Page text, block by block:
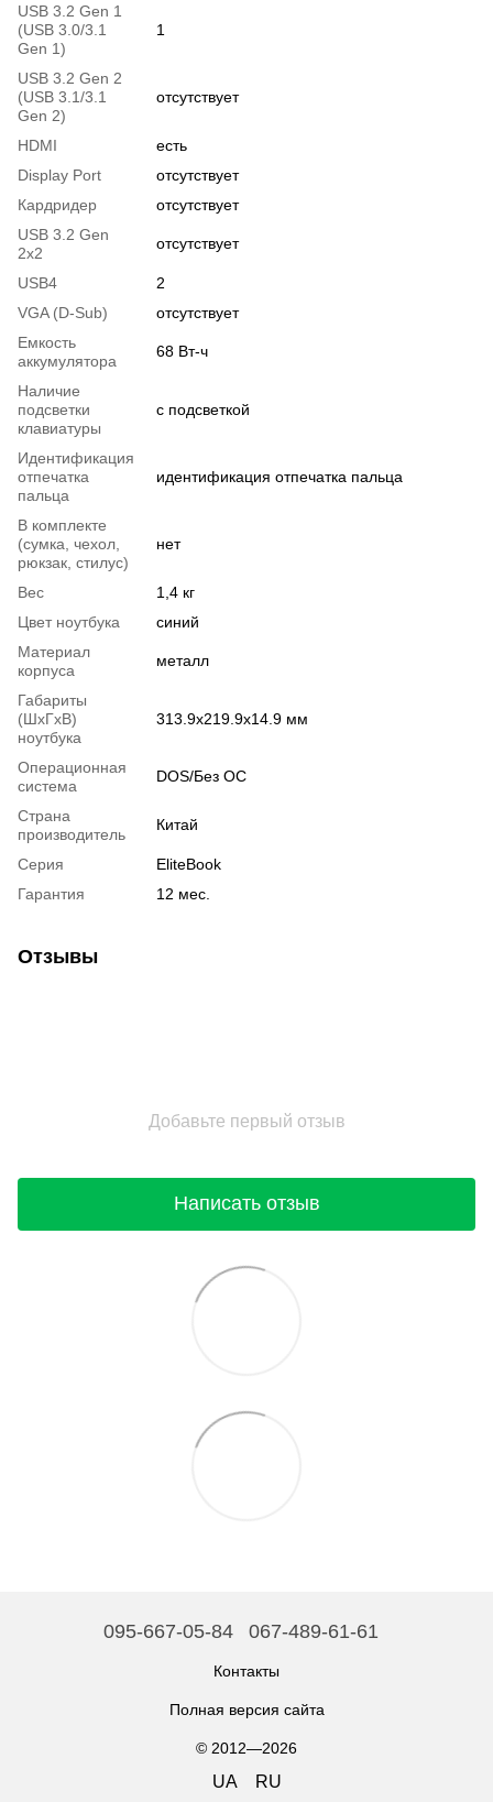
USB 3.2 Gen 1
(USB 3.0/3.1
Gen 1)
1
USB 3.2 Gen 2
(USB 3.1/3.1
Gen 2)
отсутствует
HDMI
есть
Display Port
отсутствует
Кардридер
отсутствует
USB 3.2 Gen
2x2
отсутствует
USB4
2
VGA (D-Sub)
отсутствует
Емкость
аккумулятора
68 Вт-ч
Наличие
подсветки
клавиатуры
с подсветкой
Идентификация
отпечатка
пальца
идентификация отпечатка пальца
В комплекте
(сумка, чехол,
рюкзак, стилус)
нет
Вес
1,4 кг
Цвет ноутбука
синий
Материал
корпуса
металл
Габариты
(ШхГхВ)
ноутбука
313.9х219.9х14.9 мм
Операционная
система
DOS/Без ОС
Страна
производитель
Китай
Серия
EliteBook
Гарантия
12 мес.
Отзывы
Добавьте первый отзыв
Написать отзыв
095-667-05-84 067-489-61-61
Контакты
Полная версия сайта
© 2012—2026
UA RU